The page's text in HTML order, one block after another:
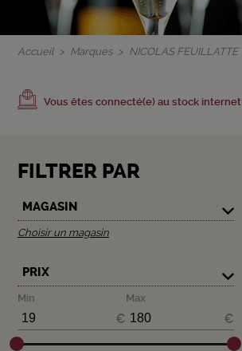
Accueil Marques NICOLAS FEUILLATTE
Vous êtes connecté(e) au stock internet
FILTRER PAR
MAGASIN
Choisir un magasin
PRIX
Min
€
Max
€